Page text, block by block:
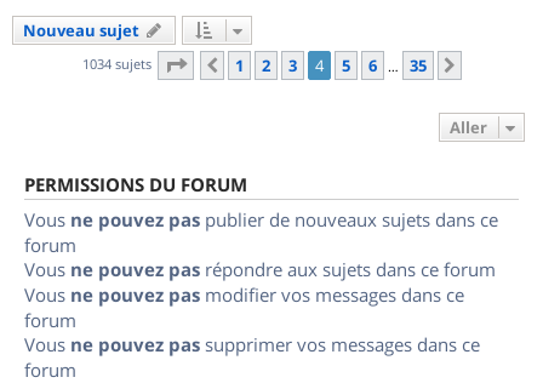
Nouveau sujet
1034 sujets Page 4sur35
Précédent
1 2 3 4 5 6 … 35
Aller
PERMISSIONS DU FORUM
Vous ne pouvez pas publier de nouveaux sujets dans ce
forum
Vous ne pouvez pas répondre aux sujets dans ce forum
Vous ne pouvez pas modifier vos messages dans ce
forum
Vous ne pouvez pas supprimer vos messages dans ce
forum